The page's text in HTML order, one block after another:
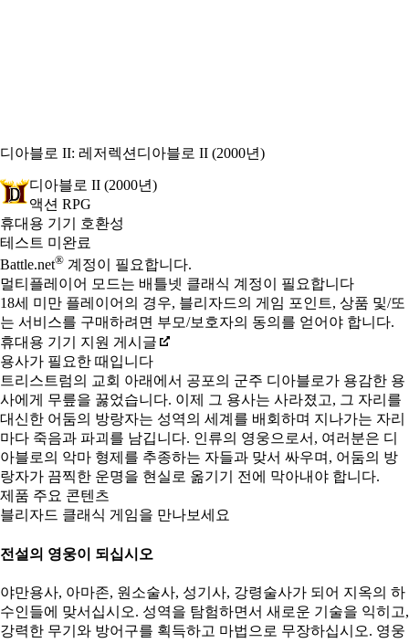
디아블로 II: 레저렉션 디아블로 II (2000년)
디아블로 II (2000년)
액션 RPG
가격
Available actions
휴대용 기기 호환성
테스트 미완료
Battle.net® 계정이 필요합니다.
멀티플레이어 모드는 배틀넷 클래식 계정이 필요합니다
18세 미만 플레이어의 경우, 블리자드의 게임 포인트, 상품 및/또
는 서비스를 구매하려면 부모/보호자의 동의를 얻어야 합니다.
휴대용 기기 지원 게시글
용사가 필요한 때입니다
트리스트럼의 교회 아래에서 공포의 군주 디아블로가 용감한 용
사에게 무릎을 꿇었습니다. 이제 그 용사는 사라졌고, 그 자리를
대신한 어둠의 방랑자는 성역의 세계를 배회하며 지나가는 자리
마다 죽음과 파괴를 남깁니다. 인류의 영웅으로서, 여러분은 디
아블로의 악마 형제를 추종하는 자들과 맞서 싸우며, 어둠의 방
랑자가 끔찍한 운명을 현실로 옮기기 전에 막아내야 합니다.
제품 주요 콘텐츠
블리자드 클래식 게임을 만나보세요
전설의 영웅이 되십시오
야만용사, 아마존, 원소술사, 성기사, 강령술사가 되어 지옥의 하
수인들에 맞서십시오. 성역을 탐험하면서 새로운 기술을 익히고,
강력한 무기와 방어구를 획득하고 마법으로 무장하십시오. 영웅